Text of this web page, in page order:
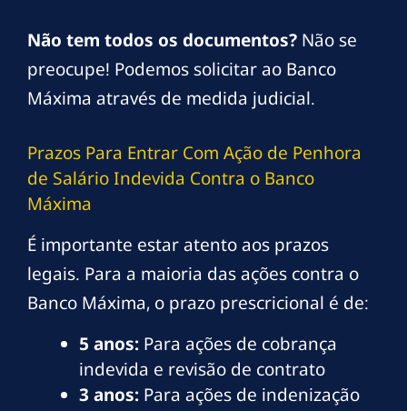
Não tem todos os documentos? Não se
preocupe! Podemos solicitar ao Banco
Máxima através de medida judicial.
Prazos Para Entrar Com Ação de Penhora
de Salário Indevida Contra o Banco
Máxima
É importante estar atento aos prazos
legais. Para a maioria das ações contra o
Banco Máxima, o prazo prescricional é de:
5 anos: Para ações de cobrança
indevida e revisão de contrato
3 anos: Para ações de indenização